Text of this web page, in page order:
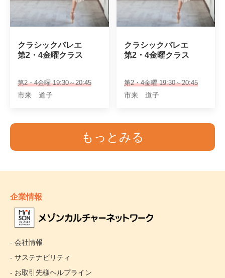
クラシックバレエ
第2・4金曜クラス
第2・4金曜 19:30～20:45
市来 道子
クラシックバレエ
第2・4金曜クラス
第2・4金曜 19:30～20:45
市来 道子
もっとみる
企業情報
- 会社情報
- サステナビリティ
- お取引先様ヘルプライン